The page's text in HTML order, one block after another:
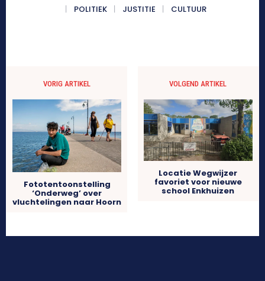
POLITIEK
JUSTITIE CULTUUR
VORIG ARTIKEL
Fototentoonstelling
‘Onderweg’ over
vluchtelingen naar Hoorn
VOLGEND ARTIKEL
Locatie Wegwijzer
favoriet voor nieuwe
school Enkhuizen